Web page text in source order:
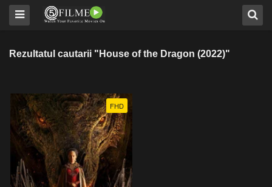
Rezultatul cautarii "House of the Dragon (2022)"
FHD